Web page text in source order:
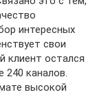
интересных
свои
клиент остался
240 каналов.
высокой